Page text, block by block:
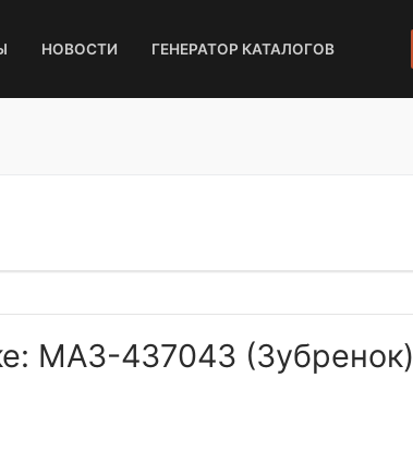
НОВОСТИ ГЕНЕРАТОР КАТАЛОГОВ
МАЗ-437043 (Зубренок)